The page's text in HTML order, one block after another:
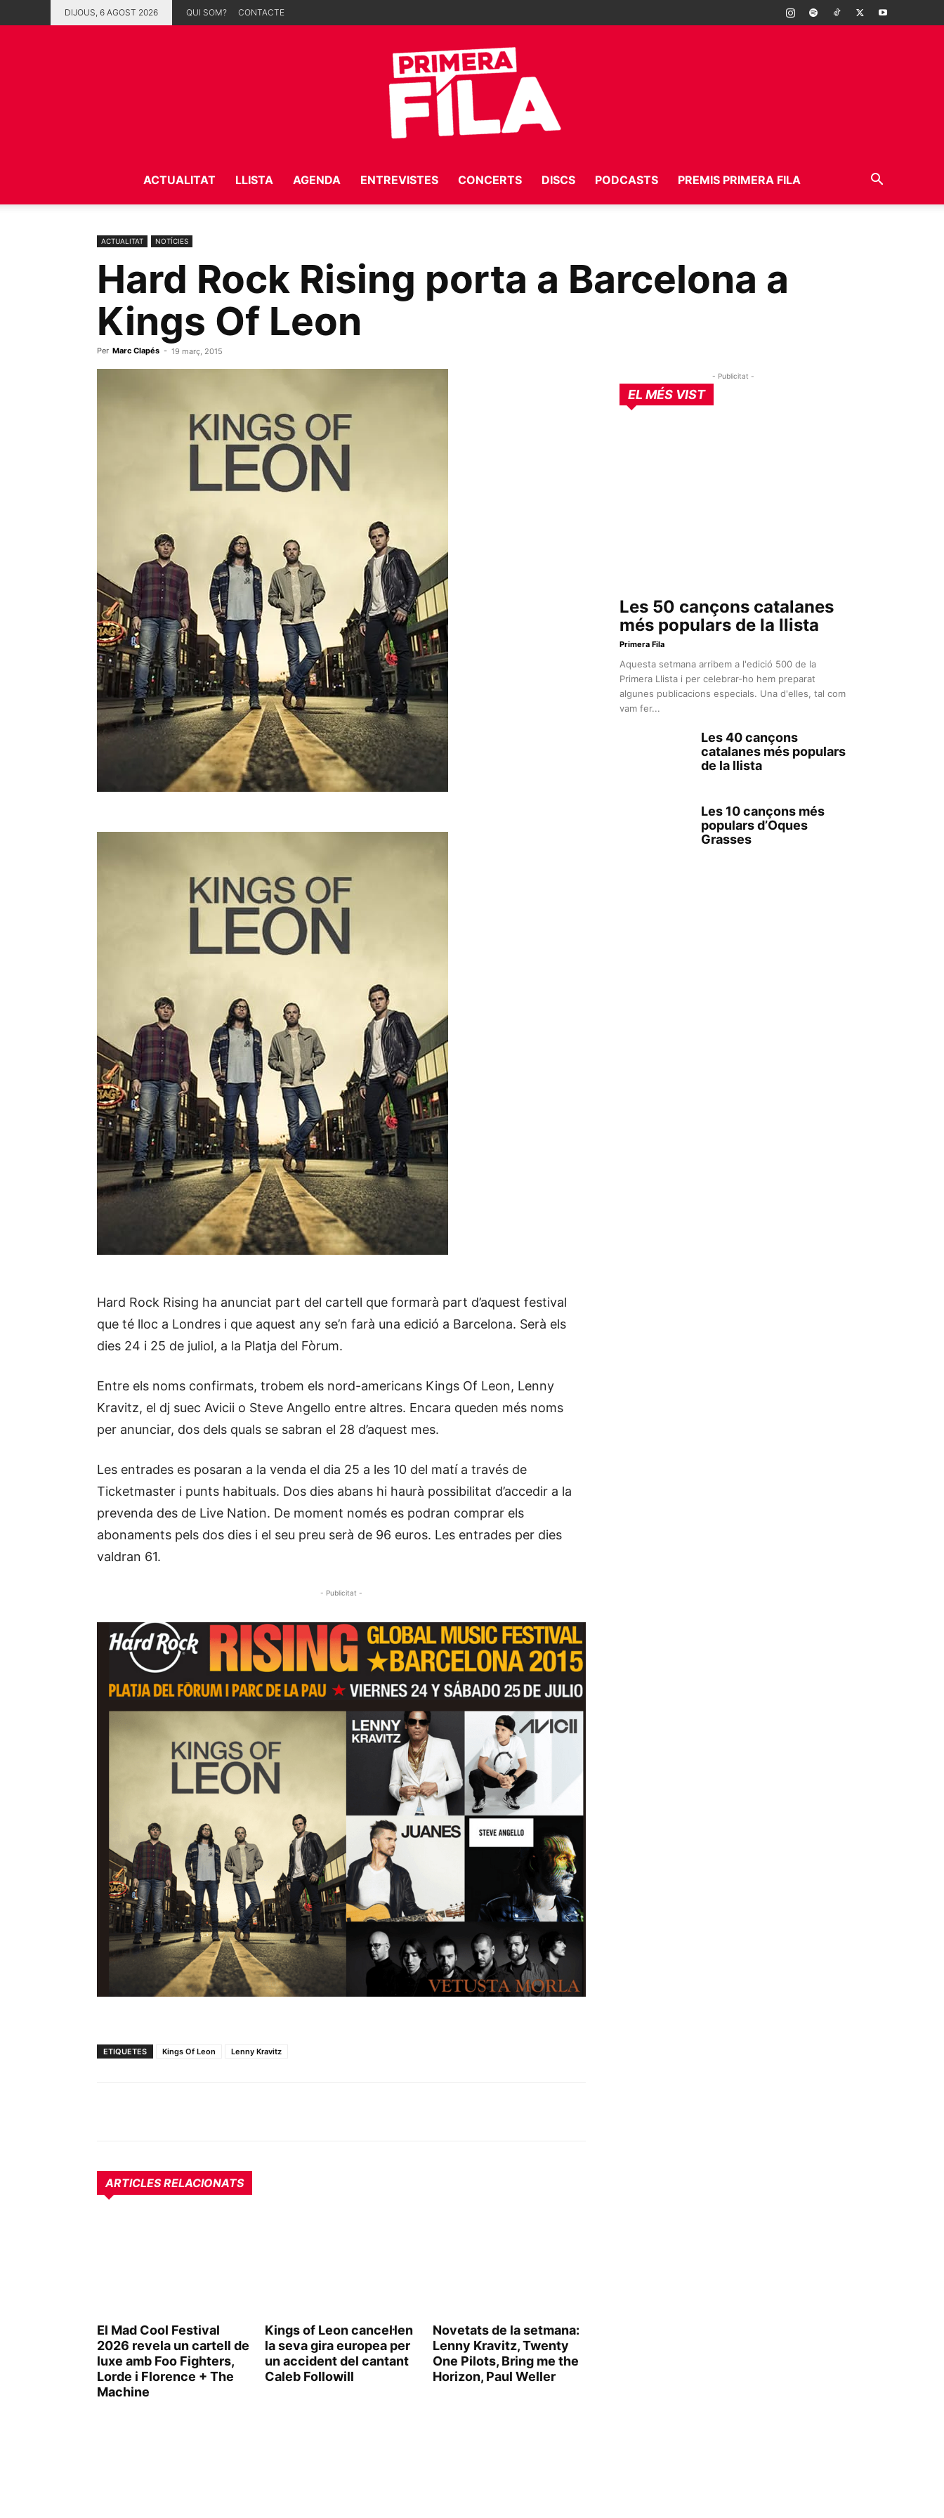
DIJOUS, 6 AGOST 2026 QUI SOM? CONTACTE
Fila
ACTUALITAT LLISTA AGENDA ENTREVISTES CONCERTS DISCS PODCASTS PREMIS PRIMERA FILA
ACTUALITAT NOTÍCIES
Hard Rock Rising porta a Barcelona a
Kings Of Leon
Per Marc Clapés - 19 març, 2015
Hard Rock Rising ha anunciat part del cartell que formarà part d’aquest festival
que té lloc a Londres i que aquest any se’n farà una edició a Barcelona. Serà els
dies 24 i 25 de juliol, a la Platja del Fòrum.
Entre els noms confirmats, trobem els nord-americans Kings Of Leon, Lenny
Kravitz, el dj suec Avicii o Steve Angello entre altres. Encara queden més noms
per anunciar, dos dels quals se sabran el 28 d’aquest mes.
Les entrades es posaran a la venda el dia 25 a les 10 del matí a través de
Ticketmaster i punts habituals. Dos dies abans hi haurà possibilitat d’accedir a la
prevenda des de Live Nation. De moment només es podran comprar els
abonaments pels dos dies i el seu preu serà de 96 euros. Les entrades per dies
valdran 61.
- Publicitat -
ETIQUETES Kings Of Leon Lenny Kravitz
ARTICLES RELACIONATS
El Mad Cool Festival
2026 revela un cartell de
luxe amb Foo Fighters,
Lorde i Florence + The
Machine
Kings of Leon cancel·len
la seva gira europea per
un accident del cantant
Caleb Followill
Novetats de la setmana:
Lenny Kravitz, Twenty
One Pilots, Bring me the
Horizon, Paul Weller
- Publicitat -
EL MÉS VIST
Les 50 cançons catalanes
més populars de la llista
Primera Fila
Aquesta setmana arribem a l'edició 500 de la
Primera Llista i per celebrar-ho hem preparat
algunes publicacions especials. Una d'elles, tal com
vam fer...
Les 40 cançons
catalanes més populars
de la llista
Les 10 cançons més
populars d’Oques
Grasses